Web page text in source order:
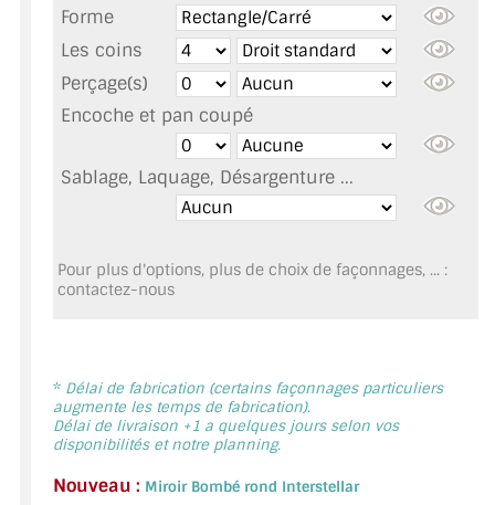
MIROIR DÉCORATIF DE COULEUR
LOTS DE MIROIRS EN MOZAÏQUE
MIROIR POUR PORTE
MIROIR PAROI DE DOUCHE
MIROIR POUR SALLE DE DANSE
MIROIR ENCADRÉ
MIROIR TV
Forme
Les coins
Perçage(s)
Encoche et pan coupé
Sablage, Laquage, Désargenture ...
Pour plus d'options, plus de choix de façonnages, ... :
contactez-nous
* Délai de fabrication (certains façonnages particuliers
augmente les temps de fabrication).
Délai de livraison +1 a quelques jours selon vos
disponibilités et notre planning.
Nouveau : Miroir Bombé rond Interstellar